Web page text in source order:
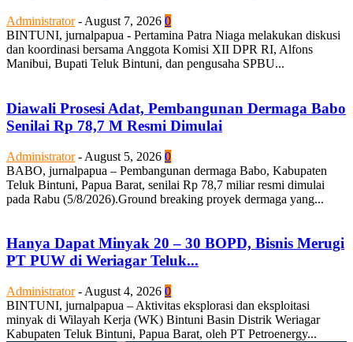
Administrator - August 7, 2026 0
BINTUNI, jurnalpapua - Pertamina Patra Niaga melakukan diskusi
dan koordinasi bersama Anggota Komisi XII DPR RI, Alfons
Manibui, Bupati Teluk Bintuni, dan pengusaha SPBU...
Diawali Prosesi Adat, Pembangunan Dermaga Babo
Senilai Rp 78,7 M Resmi Dimulai
Administrator - August 5, 2026 0
BABO, jurnalpapua – Pembangunan dermaga Babo, Kabupaten
Teluk Bintuni, Papua Barat, senilai Rp 78,7 miliar resmi dimulai
pada Rabu (5/8/2026).Ground breaking proyek dermaga yang...
Hanya Dapat Minyak 20 – 30 BOPD, Bisnis Merugi
PT PUW di Weriagar Teluk...
Administrator - August 4, 2026 0
BINTUNI, jurnalpapua – Aktivitas eksplorasi dan eksploitasi
minyak di Wilayah Kerja (WK) Bintuni Basin Distrik Weriagar
Kabupaten Teluk Bintuni, Papua Barat, oleh PT Petroenergy...